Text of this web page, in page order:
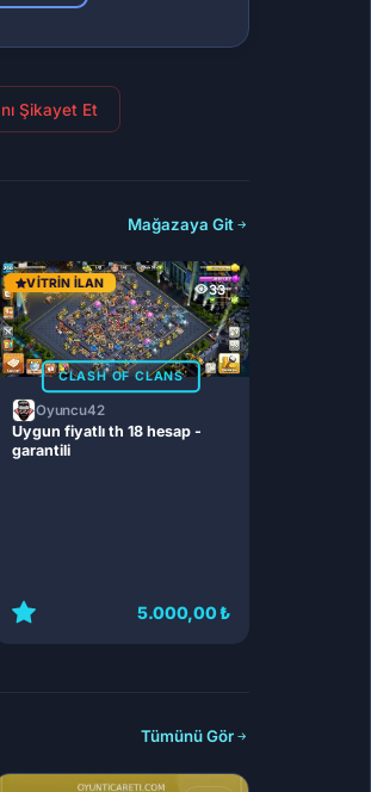
Şikayet Et
Mağazaya Git
33
VITRIN İLAN
CLASH OF CLANS
Oyuncu42
Uygun fiyatlı th 18 hesap -
garantili
5.000,00 ₺
Tümünü Gör